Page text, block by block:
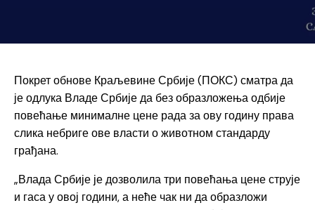
Покрет обнове Краљевине Србије (ПОКС) сматра да
је одлука Владе Србије да без образложења одбије
повећање минималне цене рада за ову годину права
слика небриге ове власти о животном стандарду
грађана.
„Влада Србије је дозволила три повећања цене струје
и гаса у овој години, а неће чак ни да образложи